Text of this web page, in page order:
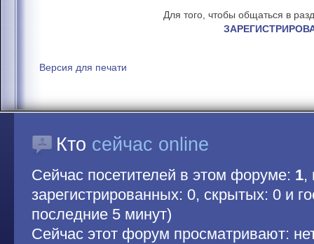
Для того, чтобы общаться в
Версия для печати
Кто сейчас online
Сейчас посетителей в этом форуме: 1,
зарегистрированных: 0, скрытых: 0 и
последние 5 минут)
Сейчас этот форум просматривают: